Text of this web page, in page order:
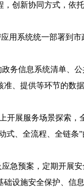
创新协同方式，依
用系统统一部署到
务信息系统清单、
、提供等环节的数
开展服务场景探索，
、全流程、全链条”
急预案，定期开展
设施安全保护、信